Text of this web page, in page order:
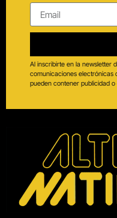
Al inscribirte en la newsletter
comunicaciones electrónicas
pueden contener publicidad